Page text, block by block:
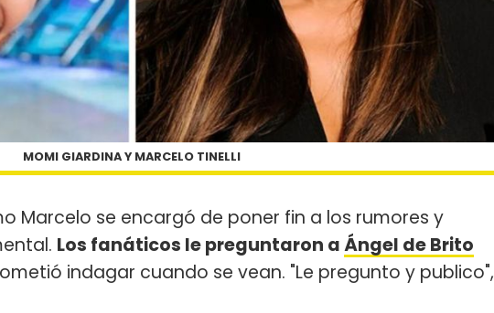
MOMI GIARDINA Y MARCELO TINELLI
Marcelo se encargó de poner fin a los rumores y
Los fanáticos le preguntaron aÁngel de Brito
indagar cuando se vean. "Le pregunto y publico",